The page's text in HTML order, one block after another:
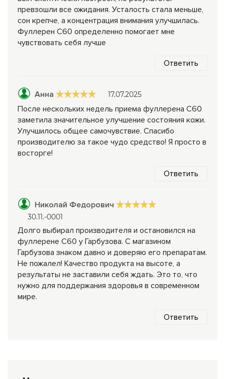
превзошли все ожидания. Усталость стала меньше,
сон крепче, а концентрация внимания улучшилась.
Фуллерен С60 определенно помогает мне
чувствовать себя лучше
Ответить
Анна 17.07.2025
После нескольких недель приема фуллерена С60
заметила значительное улучшение состояния кожи.
Улучшилось общее самочувствие. Спасибо
производителю за такое чудо средство! Я просто в
восторге!
Ответить
Николай Федорович
30.11.-0001
Долго выбирал производителя и остановился на
фуллерене С60 у Гарбузова. С магазином
Гарбузова знаком давно и доверяю его препаратам.
Не пожалел! Качество продукта на высоте, а
результаты не заставили себя ждать. Это то, что
нужно для поддержания здоровья в современном
мире.
Ответить